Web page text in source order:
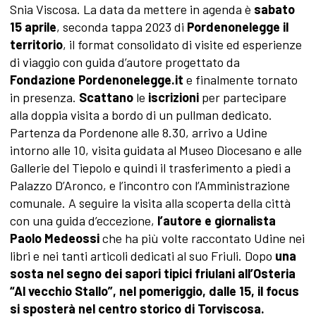
Snia Viscosa. La data da mettere in agenda è sabato
15 aprile, seconda tappa 2023 di Pordenonelegge il
territorio, il format consolidato di visite ed esperienze
di viaggio con guida d’autore progettato da
Fondazione Pordenonelegge.it e finalmente tornato
in presenza. Scattano le iscrizioni per partecipare
alla doppia visita a bordo di un pullman dedicato.
Partenza da Pordenone alle 8.30, arrivo a Udine
intorno alle 10, visita guidata al Museo Diocesano e alle
Gallerie del Tiepolo e quindi il trasferimento a piedi a
Palazzo D’Aronco, e l’incontro con l’Ammini­strazione
comunale. A seguire la visita alla scoperta della città
con una guida d’eccezione, l’autore e giornalista
Paolo Medeossiche ha più volte raccontato Udine nei
libri e nei tanti articoli dedicati al suo Friuli. Dopo una
sosta nel segno dei sapori tipici friulani all’Osteria
“Al vecchio Stallo”, nel pomeriggio, dalle 15, il focus
si sposterà nel centro storico di Torviscosa.